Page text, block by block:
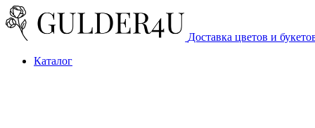
Доставка цветов и
Каталог